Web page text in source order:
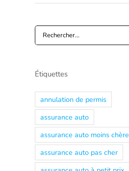
Rechercher:
Étiquettes
annulation de permis
assurance auto
assurance auto moins chère
assurance auto pas cher